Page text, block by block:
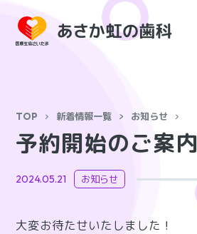
TOP 新着情報一覧 お知らせ
予約開始のご案内
2024.05.21 お知らせ
大変お待たせいたしました！